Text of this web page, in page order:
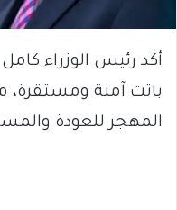
أكد رئيس الوزراء
باتت آمنة ومستقرة،
المهجر للعودة